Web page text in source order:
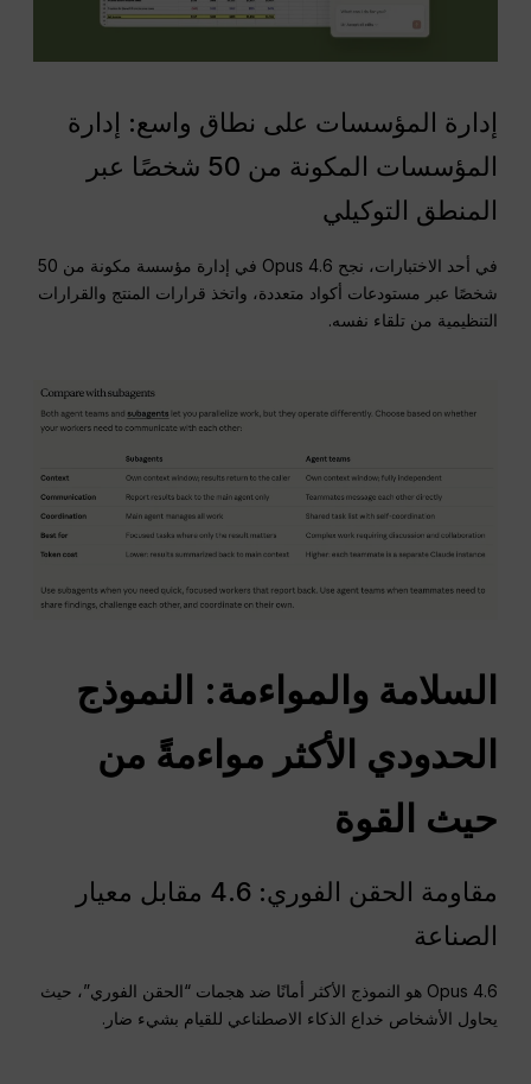
إدارة المؤسسات على نطاق واسع: إدارة
المؤسسات المكونة من 50 شخصًا عبر
المنطق التوكيلي
في أحد الاختبارات، نجح Opus 4.6 في إدارة مؤسسة مكونة من 50
شخصًا عبر مستودعات أكواد متعددة، واتخذ قرارات المنتج والقرارات
التنظيمية من تلقاء نفسه.
السلامة والمواءمة: النموذج
الحدودي الأكثر مواءمةً من
حيث القوة
مقاومة الحقن الفوري: 4.6 مقابل معيار
الصناعة
Opus 4.6 هو النموذج الأكثر أمانًا ضد هجمات “الحقن الفوري”، حيث
يحاول الأشخاص خداع الذكاء الاصطناعي للقيام بشيء ضار.